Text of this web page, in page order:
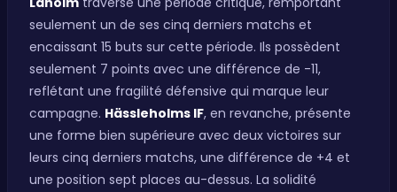
seulement un de ses cinq derniers matchs et
encaissant 15 buts sur cette période. Ils possèdent
seulement 7 points avec une différence de -11,
reflétant une fragilité défensive qui marque leur
campagne. Hässleholms IF, en revanche, présente
une forme bien supérieure avec deux victoires sur
leurs cinq derniers matchs, une différence de +4 et
une position sept places au-dessus. La solidité